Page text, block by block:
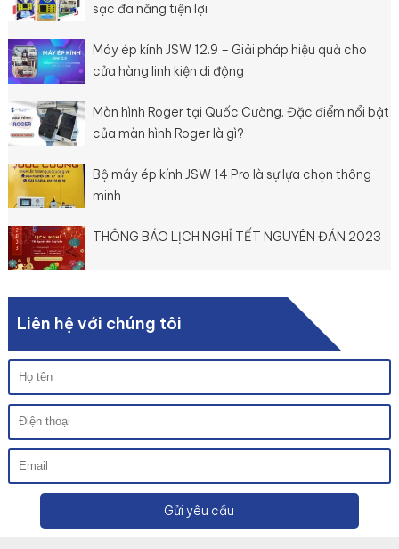
sạc đa năng tiện lợi
Máy ép kính JSW 12.9 – Giải pháp hiệu quả cho
cửa hàng linh kiện di động
Màn hình Roger tại Quốc Cường. Đặc điểm nổi bật
của màn hình Roger là gì?
Bộ máy ép kính JSW 14 Pro là sự lựa chọn thông
minh
THÔNG BÁO LỊCH NGHỈ TẾT NGUYÊN ĐÁN 2023
Liên hệ với chúng tôi
Gửi yêu cầu